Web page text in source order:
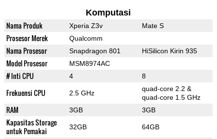
Komputasi
Nama Produk Xperia Z3v Mate S
Prosesor Merek Qualcomm
Nama Prosesor Snapdragon 801 HiSilicon Kirin 935
Model Prosesor MSM8974AC
# Inti CPU 4 8
Frekuensi CPU 2.5 GHz
quad-core 2.2 &
quad-core 1.5 GHz
RAM 3GB 3GB
Kapasitas Storage
untuk Pemakai
32GB 64GB